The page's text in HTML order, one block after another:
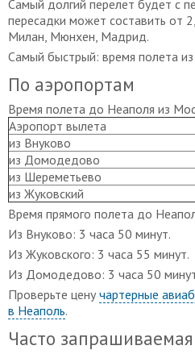
Самый долгий перелет будет с
пересадки может составить от
Милан, Мюнхен, Мадрид.
Самый быстрый: время полета
По аэропортам
Время полета до Неаполя из
Аэропорт вылета
из Внуково
из Домодедово
из Шереметьево
из Жуковский
Время прямого полета до
Из Внуково: 3 часа 50 минут.
Из Жуковского: 3 часа 55 минут.
Из Домодедово: 3 часа 50
Проверьте цену чартерные
в Неаполь.
Часто